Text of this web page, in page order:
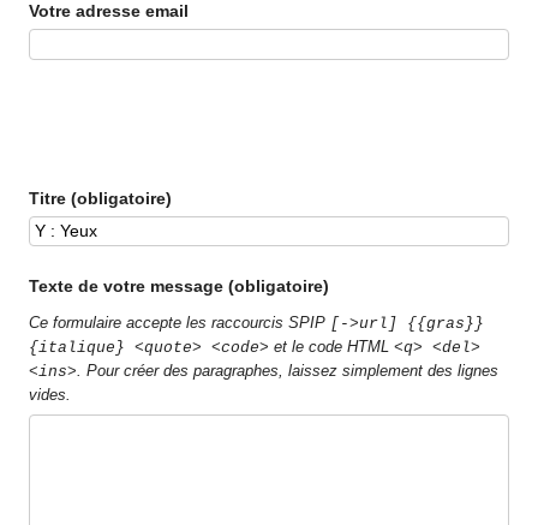
Votre adresse email
Titre (obligatoire)
Texte de votre message (obligatoire)
Ce formulaire accepte les raccourcis SPIP [->url] {{gras}}
{italique} <quote> <code> et le code HTML<q> <del>
<ins>. Pour créer des paragraphes, laissez simplement des lignes
vides.